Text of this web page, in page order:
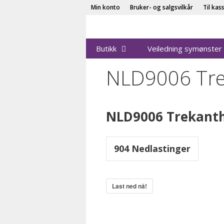
Min konto Bruker- og salgsvilkår Til
Butikk Veiledning symønster
NLD9006
NLD9006
904Nedlastinger
Last ned nå!